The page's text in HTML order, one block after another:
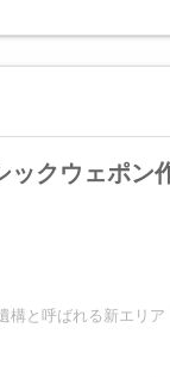
ックウェポン
構と呼ばれる新エリ